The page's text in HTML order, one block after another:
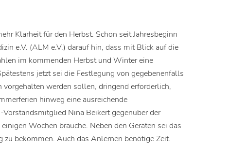
Klarheit für den Herbst. Schon seit Jahresbeginn
e.V. (ALM e.V.) darauf hin, dass mit Blick auf die
im kommenden Herbst und Winter eine
jetzt sei die Festlegung von gegebenenfalls
werden sollen, dringend erforderlich,
hinweg eine ausreichende
Nina Beikert gegenüber der
Wochen brauche. Neben den Geräten sei das
bekommen. Auch das Anlernen benötige Zeit.